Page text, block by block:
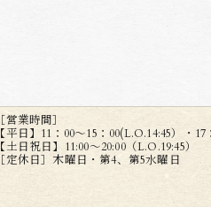
［営業時間］
【平日】11：00～15：00(L.O.14:45）・17
【土日祝日】11:00～20:00（L.O.19:45）
［定休日］木曜日・第4、第5水曜日